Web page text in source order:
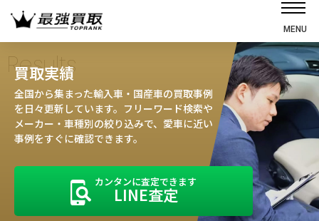
MENU
選ばれる理由
高価買取の仕組み
売却の流れ
お客様の声
Results
買取実績
全国から集まった輸入車・国産車の買取事例
を日々更新しています。フリーワード検索や
メーカー・車種別の絞り込みで、愛車に近い
事例をすぐに確認できます。
カンタンに査定できます
LINE査定